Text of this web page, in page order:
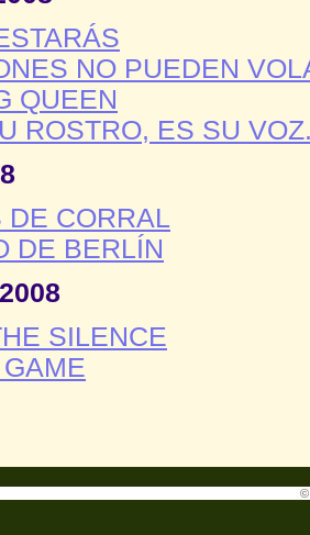
NO PUEDEN
QUEEN
ROSTRO, ES SU
DE CORRAL
DE BERLÍN
SILENCE
©